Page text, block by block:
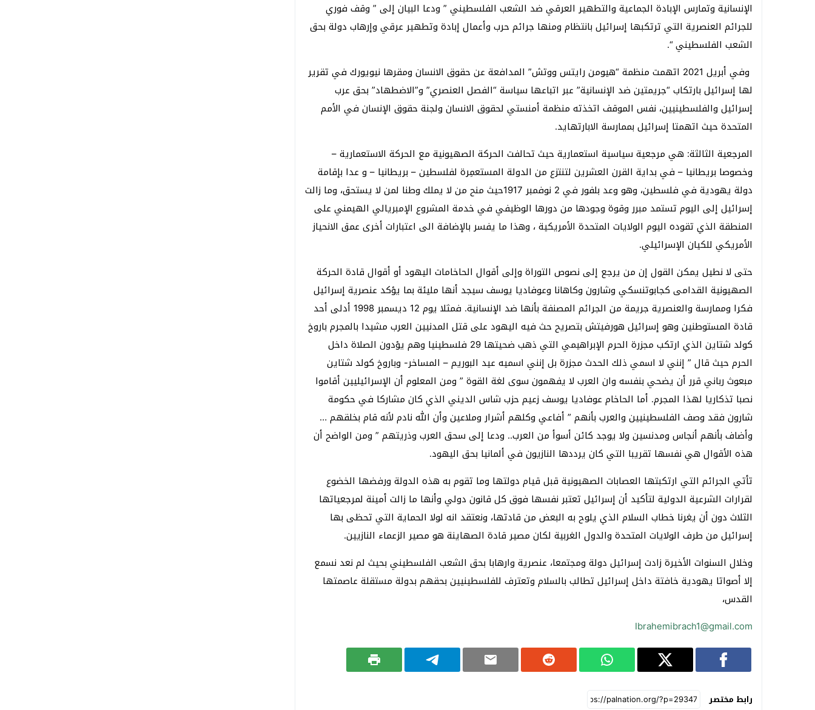
الإنسانية وتمارس الإبادة الجماعية والتطهير العرقي ضد الشعب الفلسطيني ” ودعا البيان إلى ” وقف فوري
للجرائم العنصرية التي ترتكبها إسرائيل بانتظام ومنها جرائم حرب وأعمال إبادة وتطهير عرقي وإرهاب دولة بحق
الشعب الفلسطيني “.
وفي أبريل 2021 اتهمت منظمة “هيومن رايتس ووتش” المدافعة عن حقوق الانسان ومقرها نيويورك في تقرير
لها إسرائيل بارتكاب “جريمتين ضد الإنسانية” عبر اتباعها سياسة “الفصل العنصري” و”الاضطهاد” بحق عرب
إسرائيل والفلسطينيين، نفس الموقف اتخذته منظمة أمنستي لحقوق الانسان ولجنة حقوق الإنسان في الأمم
المتحدة حيث اتهمتا إسرائيل بممارسة الابارتهايد.
المرجعية الثالثة: هي مرجعية سياسية استعمارية حيث تحالفت الحركة الصهيونية مع الحركة الاستعمارية –
وخصوصا بريطانيا – في بداية القرن العشرين لتنتزع من الدولة المستعمِرة لفلسطين – بريطانيا – و عدا بإقامة
دولة يهودية في فلسطين، وهو وعد بلفور في 2 نوفمبر 1917حيث منح من لا يملك وطنا لمن لا يستحق، وما زالت
إسرائيل إلى اليوم تستمد مبرر وقوة وجودها من دورها الوظيفي في خدمة المشروع الإمبريالي الهيمني على
المنطقة الذي تقوده اليوم الولايات المتحدة الأمريكية ، وهذا ما يفسر بالإضافة الى اعتبارات أخرى عمق الانحياز
الأمريكي للكيان الإسرائيلي.
حتى لا نطيل يمكن القول إن من يرجع إلى نصوص التوراة وإلى أقوال الحاخامات اليهود أو أقوال قادة الحركة
الصهيونية القدامى كجابوتنسكي وشارون وكاهانا وعوفاديا يوسف سيجد أنها مليئة بما يؤكد عنصرية إسرائيل
فكرا وممارسة والعنصرية جريمة من الجرائم المصنفة بأنها ضد الإنسانية. فمثلا يوم 12 ديسمبر 1998 أدلى أحد
قادة المستوطنين وهو إسرائيل هورفيتش بتصريح حث فيه اليهود على قتل المدنيين العرب مشيدا بالمجرم باروخ
كولد شتاين الذي ارتكب مجزرة الحرم الإبراهيمي التي ذهب ضحيتها 29 فلسطينيا وهم يؤدون الصلاة داخل
الحرم حيث قال ” إنني لا اسمي ذلك الحدث مجزرة بل إنني اسميه عيد البوريم – المساخر- وباروخ كولد شتاين
مبعوث رباني قرر أن يضحي بنفسه وان العرب لا يفهمون سوى لغة القوة ” ومن المعلوم أن الإسرائيليين أقاموا
نصبا تذكاريا لهذا المجرم. أما الحاخام عوفاديا يوسف زعيم حزب شاس الديني الذي كان مشاركا في حكومة
شارون فقد وصف الفلسطينيين والعرب بأنهم ” أفاعي وكلهم أشرار وملاعين وأن الله نادم لأنه قام بخلقهم …
وأضاف بأنهم أنجاس ومدنسين ولا يوجد كائن أسوأ من العرب.. ودعا إلى سحق العرب وذريتهم ” ومن الواضح أن
هذه الأقوال هي نفسها تقريبا التي كان يرددها النازيون في ألمانيا بحق اليهود.
تأتي الجرائم التي ارتكبتها العصابات الصهيونية قبل قيام دولتها وما تقوم به هذه الدولة ورفضها الخضوع
لقرارات الشرعية الدولية لتأكيد أن إسرائيل تعتبر نفسها فوق كل قانون دولي وأنها ما زالت أمينة لمرجعياتها
الثلاث دون أن يغرنا خطاب السلام الذي يلوح به البعض من قادتها، ونعتقد انه لولا الحماية التي تحظى بها
إسرائيل من طرف الولايات المتحدة والدول الغربية لكان مصير قادة الصهاينة هو مصير الزعماء النازيين.
وخلال السنوات الأخيرة زادت إسرائيل دولة ومجتمعا، عنصرية وارهابا بحق الشعب الفلسطيني بحيث لم نعد نسمع
إلا أصواتا يهودية خافتة داخل إسرائيل تطالب بالسلام وتعترف للفلسطينيين بحقهم بدولة مستقلة عاصمتها
القدس،
Ibrahemibrach1@gmail.com
رابط مختصر